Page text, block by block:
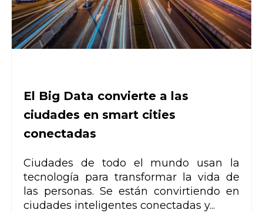
El Big Data convierte a las
ciudades en smart cities
conectadas
Ciudades de todo el mundo usan la
tecnología para transformar la vida de
las personas. Se están convirtiendo en
ciudades inteligentes conectadas y...